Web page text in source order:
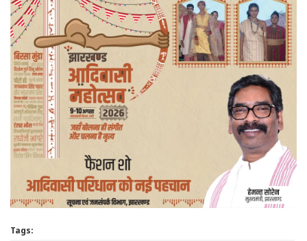
Tags: